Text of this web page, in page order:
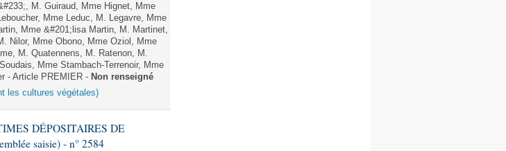
M. Guiraud, Mme Hignet, Mme
Mme Leduc, M. Legavre, Mme
Mme &#201;lisa Martin, M. Martinet,
Nilor, Mme Obono, Mme Oziol, Mme
M. Quatennens, M. Ratenon, M.
Mme Stambach-Terrenoir, Mme
- Article PREMIER - Non renseigné
les cultures végétales)
DÉPOSITAIRES DE
saisie) - n° 2584